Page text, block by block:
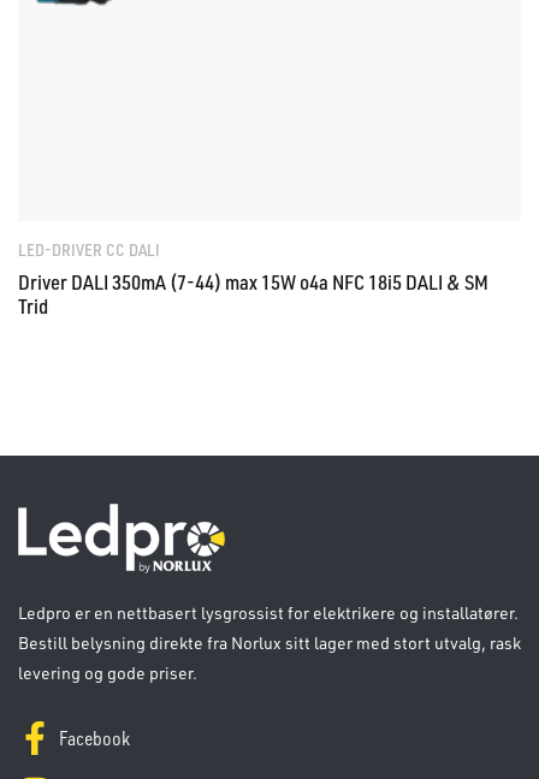
LED-DRIVER CC DALI
Driver DALI 350mA (7-44) max 15W o4a NFC 18i5 DALI & SM
Trid
Ledpro er en nettbasert lysgrossist for elektrikere og installatører.
Bestill belysning direkte fra Norlux sitt lager med stort utvalg, rask
levering og gode priser.
Facebook